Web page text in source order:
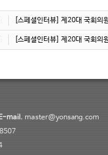
[스페셜인터뷰] 제20대 국회의
[스페셜인터뷰] 제20대 국회의
mail. master@yonsang.com